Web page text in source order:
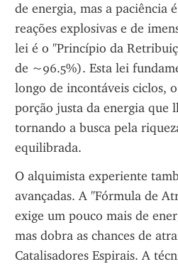
de energia, mas a paciência
reações explosivas e de
lei é o "Princípio da
de ~96.5%). Esta lei
longo de incontáveis ciclos,
porção justa da energia que
tornando a busca pela
equilibrada.
O alquimista experiente
avançadas. A "Fórmula de
exige um pouco mais de
mas dobra as chances de
Catalisadores Espirais. A